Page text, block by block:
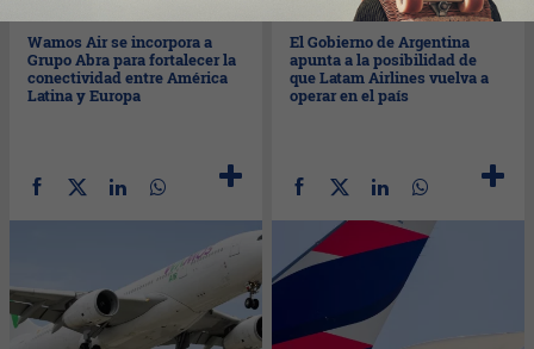
Wamos Air se incorpora a
Grupo Abra para fortalecer la
conectividad entre América
Latina y Europa
14/10/2024
El Gobierno de Argentina
apunta a la posibilidad de
que Latam Airlines vuelva a
operar en el país